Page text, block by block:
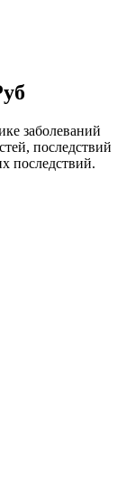
заболеваний
последствий
последствий.